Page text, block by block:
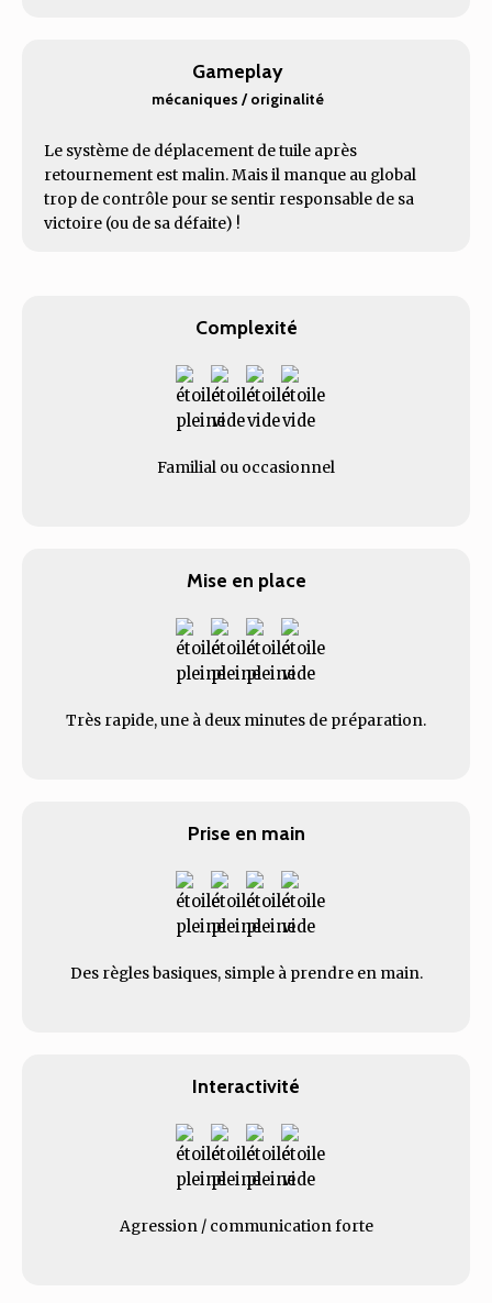
Gameplay
mécaniques / originalité
Le système de déplacement de tuile après
retournement est malin. Mais il manque au global
trop de contrôle pour se sentir responsable de sa
victoire (ou de sa défaite) !
Complexité
Familial ou occasionnel
Mise en place
Très rapide, une à deux minutes de préparation.
Prise en main
Des règles basiques, simple à prendre en main.
Interactivité
Agression / communication forte